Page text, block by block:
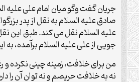
جریان گفت وگو میان امام علی علیه
صادق علیه السلام به نقل از پدر
علیه السلام نقل می کند. طبق این
جویی از علی علیه السلام برآمده، به
من برای خلافت، زمینه چینی نکرده و
نه به خلافت حریصم و نه توان آن را